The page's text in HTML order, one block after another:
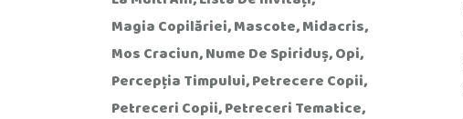
Magia Copilăriei Mascote Midacris
Mos Craciun Nume De Spiriduș Opi
Percepția Timpului Petrecere Copii
Petreceri Copii Petreceri Tematice